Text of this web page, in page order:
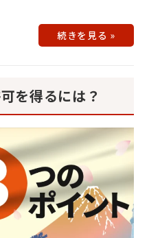
を得るには？